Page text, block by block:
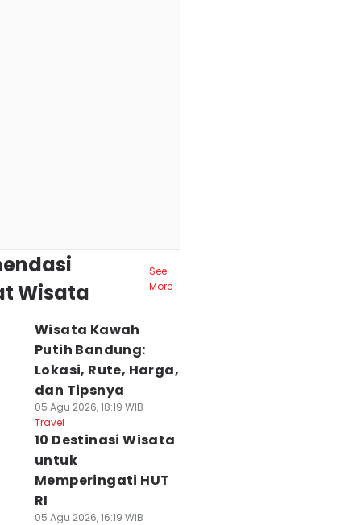
Wisata
See
More
Wisata Kawah
Putih Bandung:
Lokasi, Rute, Harga,
dan Tipsnya
05 Agu 2026, 18:19 WIB
Travel
10 Destinasi Wisata
untuk
Memperingati HUT
RI
05 Agu 2026, 16:19 WIB